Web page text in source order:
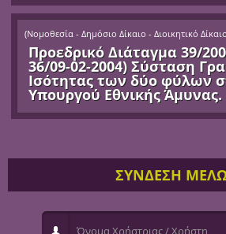
(Νομοθεσία - Δημόσιο Δίκαιο - Διοικητικό
Προεδρικό Διάταγμα 39/
36/09-02-2004) Σύσταση
Ισότητας των δύο φύλων
Υπουργού Εθνικής Άμυνας.
ΣΥΝΔΕΣΗ
Όνομα Χρήστριας / Χρήστη